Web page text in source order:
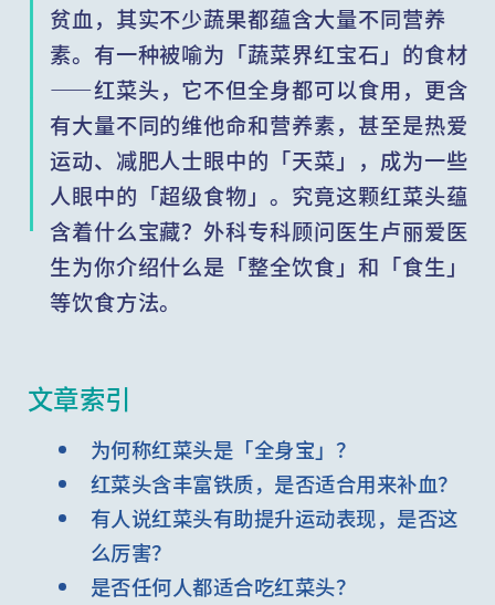
贫血，其实不少蔬果都蕴含大量不同营养
素。有一种被喻为「蔬菜界红宝石」的食材
——红菜头，它不但全身都可以食用，更含
有大量不同的维他命和营养素，甚至是热爱
运动、减肥人士眼中的「天菜」，成为一些
人眼中的「超级食物」。究竟这颗红菜头蕴
含着什么宝藏？外科专科顾问医生卢丽爱医
生为你介绍什么是「整全饮食」和「食生」
等饮食方法。
文章索引
为何称红菜头是「全身宝」？
红菜头含丰富铁质，是否适合用来补血？
有人说红菜头有助提升运动表现，是否这
么厉害？
是否任何人都适合吃红菜头？